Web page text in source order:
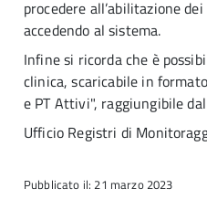
procedere all’abilitazione
accedendo al sistema.
Infine si ricorda che è
clinica, scaricabile in
e PT Attivi", raggiungibile
Ufficio Registri di
Pubblicato il: 21 marzo 2023